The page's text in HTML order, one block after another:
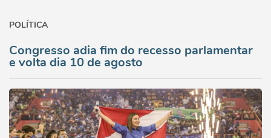
POLÍTICA
Congresso adia fim do recesso parlamentar
e volta dia 10 de agosto